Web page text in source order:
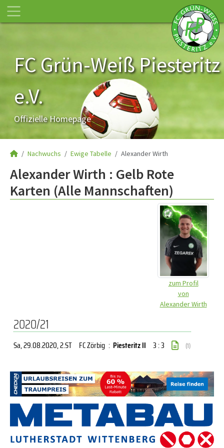
FC Grün-Weiß Piesteritz
e.V.
Offizielle Homepage
Nachwuchs Ewige Tabelle Alexander Wirth
Alexander Wirth : Gelb Rote
Karten (Alle Mannschaften)
zum Profil
von
Alexander Wirth
2020/21
Sa, 29.08.2020, 2.ST FC Zörbig : Piesteritz II 3 : 3 (1)